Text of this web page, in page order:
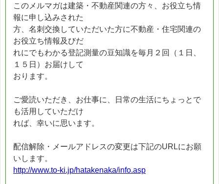
このメルマガは建築・不動産関連の方々、お役立ち情
報に申し込みされた
方、名刺交換していただいた方に不動産・住宅関連の
お役立ち情報及びだ
れにでもわかる登記測量の豆知識を毎月２回（１日、
１５日）お届けして
おります。
ご愛読いただき、お仕事に、日常の生活にちょっとで
も活用していただけ
れば、幸いに思います。
配信解除・メールアドレスの変更は下記のURLにお願
いします。
http://www.to-ki.jp/hatakenaka/info.asp